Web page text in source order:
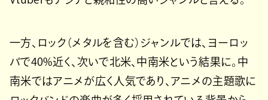
一方、ロック（メタルを含む）ジャンルでは、ヨーロッ
パで40%近く、次いで北米、中南米という結果に。中
南米ではアニメが広く人気であり、アニメの主題歌に